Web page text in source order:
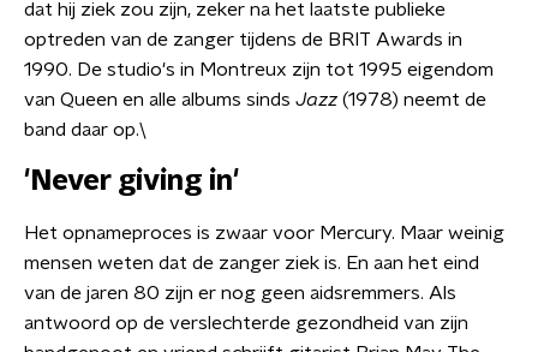
dat hij ziek zou zijn, zeker na het laatste publieke
optreden van de zanger tijdens de BRIT Awards in
1990. De studio's in Montreux zijn tot 1995 eigendom
van Queen en alle albums sinds Jazz (1978) neemt de
band daar op.\
'Never giving in'
Het opnameproces is zwaar voor Mercury. Maar weinig
mensen weten dat de zanger ziek is. En aan het eind
van de jaren 80 zijn er nog geen aidsremmers. Als
antwoord op de verslechterde gezondheid van zijn